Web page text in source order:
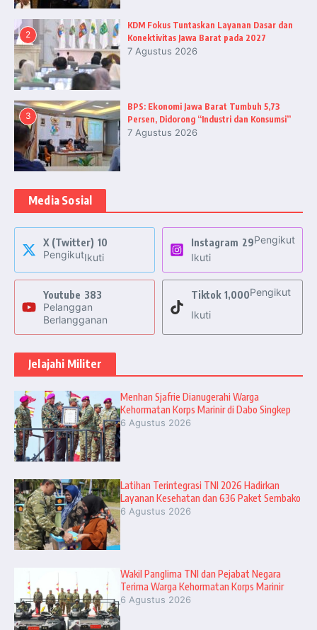
2
KDM Fokus Tuntaskan Layanan Dasar dan
Konektivitas Jawa Barat pada 2027
7 Agustus 2026
3
BPS: Ekonomi Jawa Barat Tumbuh 5,73
Persen, Didorong “Industri dan Konsumsi”
7 Agustus 2026
Media Sosial
X (Twitter) 10
PengikutIkuti
Instagram 29Pengikut
Ikuti
Youtube 383
Pelanggan
Berlangganan
Tiktok 1,000Pengikut
Ikuti
Jelajahi Militer
Menhan Sjafrie Dianugerahi Warga
Kehormatan Korps Marinir di Dabo Singkep
6 Agustus 2026
Latihan Terintegrasi TNI 2026 Hadirkan
Layanan Kesehatan dan 636 Paket Sembako
6 Agustus 2026
Wakil Panglima TNI dan Pejabat Negara
Terima Warga Kehormatan Korps Marinir
6 Agustus 2026